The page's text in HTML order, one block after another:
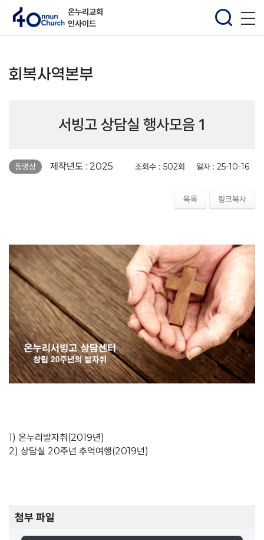
온누리교회
인사이드
회복사역본부
서빙고 상담실 행사모음 1
동영상 제작년도 : 2025 조회수 : 502회 일자 : 25-10-16
목록 링크복사
1) 온누리발자취(2019년)
2) 상담실 20주년 추억여행(2019년)
첨부 파일